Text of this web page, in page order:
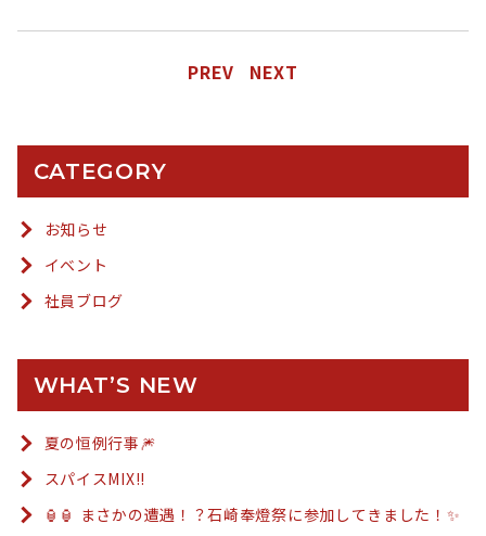
PREV NEXT
CATEGORY
お知らせ
イベント
社員ブログ
WHAT’S NEW
夏の恒例行事🎆
スパイスMIX!!
🏮🏮 まさかの遭遇！？石崎奉燈祭に参加してきました！✨